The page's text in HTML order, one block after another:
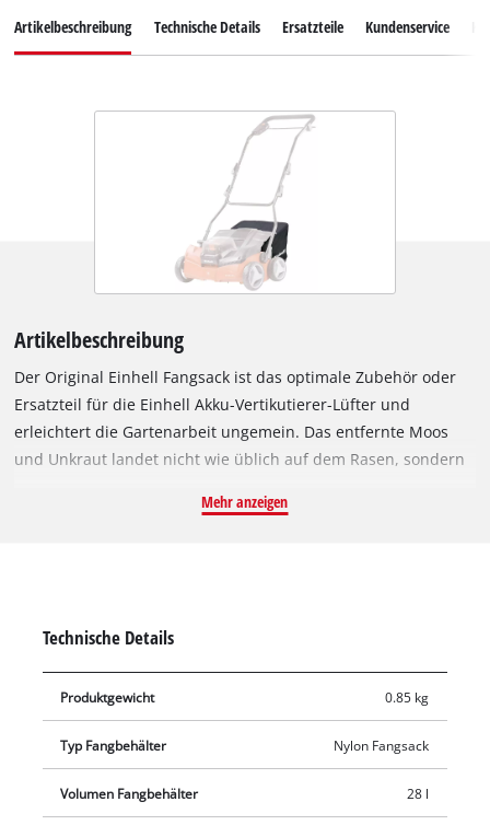
Artikelbeschreibung Technische Details Ersatzteile Kundenservice
Artikelbeschreibung
Der Original Einhell Fangsack ist das optimale Zubehör oder
Ersatzteil für die Einhell Akku-Vertikutierer-Lüfter und
erleichtert die Gartenarbeit ungemein. Das entfernte Moos
und Unkraut landet nicht wie üblich auf dem Rasen, sondern
das anschließende Zusammenrechen. Dank seines Volumens
Messerwalze.
Mehr anzeigen
Technische Details
Produktgewicht 0.85 kg
Typ Fangbehälter Nylon Fangsack
Volumen Fangbehälter 28 l